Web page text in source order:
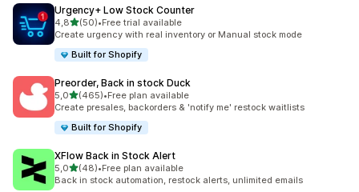
Urgency+ Low Stock Counter
4,8de 5 estrelas
(50)
50 total de avaliações
•Free trial available
Create urgency with real inventory or Manual stock mode
Built for Shopify
Preorder, Back in stock Duck
5,0de 5 estrelas
(465)
465 total de avaliações
•Free plan available
Create presales, backorders & 'notify me' restock waitlists
Built for Shopify
XFlow Back in Stock Alert
5,0de 5 estrelas
(48)
48 total de avaliações
•Free plan available
Back in stock automation, restock alerts, unlimited emails